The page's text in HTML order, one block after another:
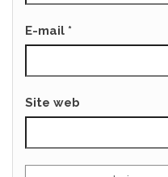
E-mail *
Site web